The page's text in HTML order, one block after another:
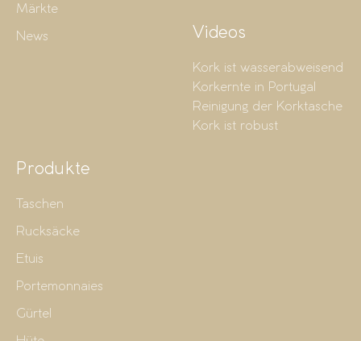
Märkte
News Videos
Kork ist wasserabweisend
Korkernte in Portugal
Reinigung der Korktasche
Kork ist robust
Produkte
Taschen
Rucksäcke
Etuis
Portemonnaies
Gürtel